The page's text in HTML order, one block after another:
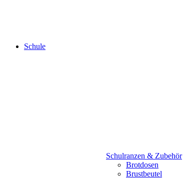
Schule
Schulranzen & Zubehör
Brotdosen
Brustbeutel